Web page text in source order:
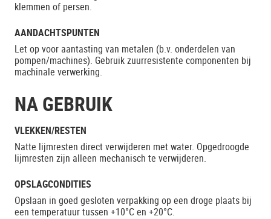
klemmen of persen.
AANDACHTSPUNTEN
Let op voor aantasting van metalen (b.v. onderdelen van
pompen/machines). Gebruik zuurresistente componenten bij
machinale verwerking.
NA GEBRUIK
VLEKKEN/RESTEN
Natte lijmresten direct verwijderen met water. Opgedroogde
lijmresten zijn alleen mechanisch te verwijderen.
OPSLAGCONDITIES
Opslaan in goed gesloten verpakking op een droge plaats bij
een temperatuur tussen +10°C en +20°C.